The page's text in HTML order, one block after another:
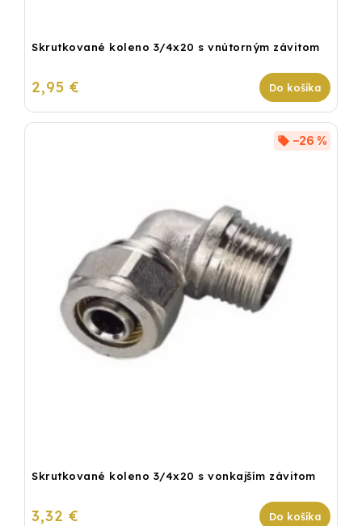
Skrutkované koleno 3/4x20 s vnútorným závitom
2,95 € Do košíka
Skrutkované koleno 3/4x20 s vonkajším závitom
–26 %
3,32 € Do košíka